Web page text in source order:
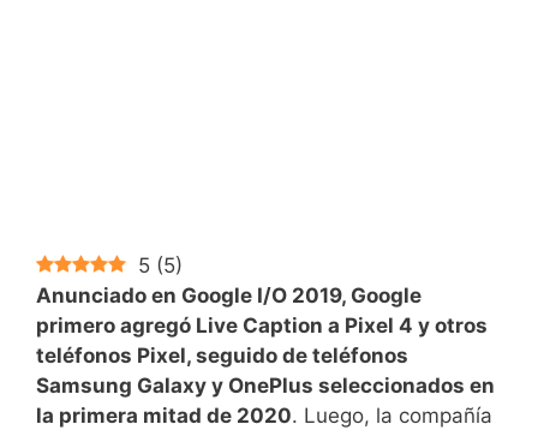
5 (5)
Anunciado en Google I/O 2019, Google
primero agregó Live Caption a Pixel 4 y otros
teléfonos Pixel, seguido de teléfonos
Samsung Galaxy y OnePlus seleccionados en
la primera mitad de 2020. Luego, la compañía